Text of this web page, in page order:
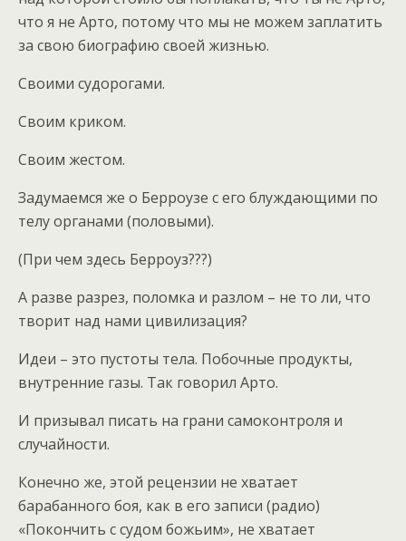
что я не Арто, потому что мы не можем заплатить
за свою биографию своей жизнью.
Своими судорогами.
Своим криком.
Своим жестом.
Задумаемся же о Берроузе с его блуждающими по
телу органами (половыми).
(При чем здесь Берроуз???)
А разве разрез, поломка и разлом – не то ли, что
творит над нами цивилизация?
Идеи – это пустоты тела. Побочные продукты,
внутренние газы. Так говорил Арто.
И призывал писать на грани самоконтроля и
случайности.
Конечно же, этой рецензии не хватает
барабанного боя, как в его записи (радио)
«Покончить с судом божьим», не хватает